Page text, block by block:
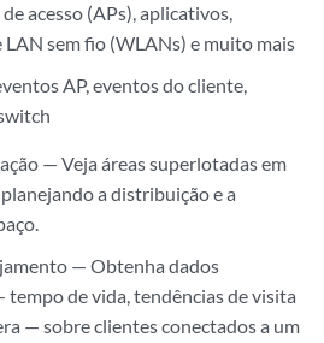
acesso (APs), aplicativos,
LAN sem fio (WLANs) e muito mais
AP, eventos do cliente,
— Veja áreas superlotadas em
a distribuição e a
— Obtenha dados
de vida, tendências de visita
— sobre clientes conectados a um